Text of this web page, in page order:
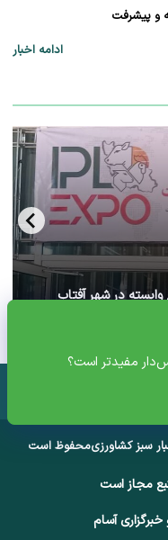
مفیدتر است؟
و پیشرفت
ادامه اخبار
در شهر آفتاب
سبز کشاورزیمحفوظ است
مجاز است
آسام